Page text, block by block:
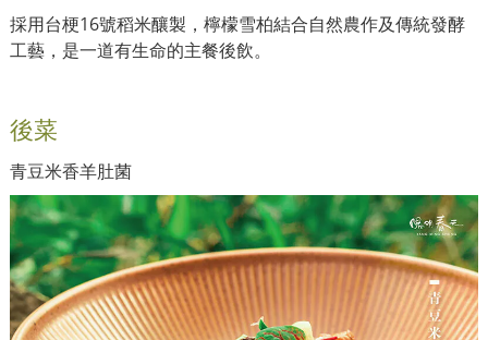
採用台梗16號稻米釀製，檸檬雪柏結合自然農作及傳統發酵
工藝，是一道有生命的主餐後飲。
後菜
青豆米香羊肚菌